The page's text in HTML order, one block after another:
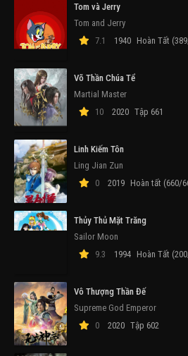
Tom và Jerry
Tom and Jerry
7.1
1940 Hoàn Tất
Võ Thần Chúa Tể
Martial Master
10
2020 Tập 661
Linh Kiếm Tôn
Ling Jian Zun
0
2019 Hoàn tất (660/
Thủy Thủ Mặt Trăng
Sailor Moon
9.3
1994 Hoàn Tất
Vô Thượng Thần Đế
Supreme God Emperor
0
2020 Tập 602